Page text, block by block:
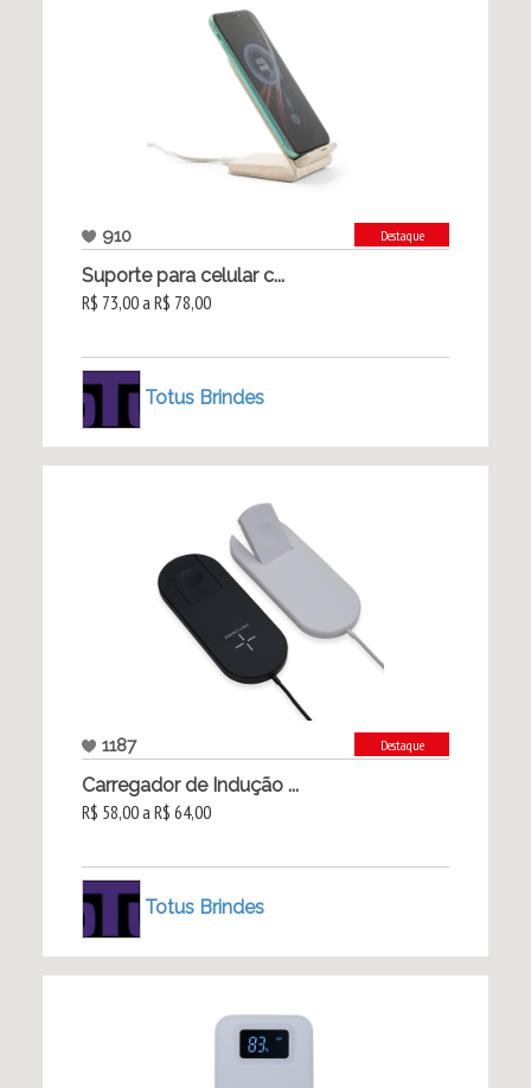
910 Destaque
Suporte para celular c...
R$ 73,00 a R$ 78,00
Totus Brindes
1187 Destaque
Carregador de Indução ...
R$ 58,00 a R$ 64,00
Totus Brindes